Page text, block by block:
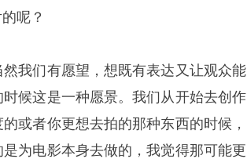
呢？
我们有愿望，想既有表达又让观众能
候这是一种愿景。我们从开始去创作
或者你更想去拍的那种东西的时候，
为电影本身去做的，我觉得那可能更